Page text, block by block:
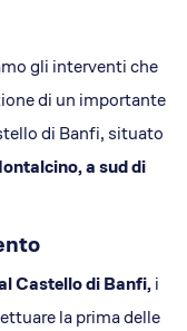
gli interventi che
di un importante
di Banfi, situato
a sud di
Castello di Banfi,i
la prima delle